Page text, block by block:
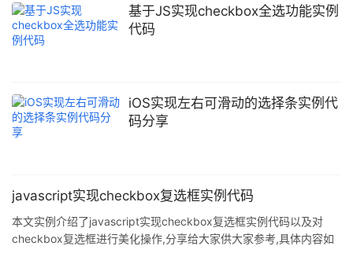
nWithBiometrics, error: &error) as Bool if error
基于JS实现checkbox全选功能实例
代码
iOS实现左右可滑动的选择条实例代
码分享
javascript实现checkbox复选框实例代码
本文实例介绍了javascript实现checkbox复选框实例代码以及对
checkbox复选框进行美化操作,分享给大家供大家参考,具体内容如